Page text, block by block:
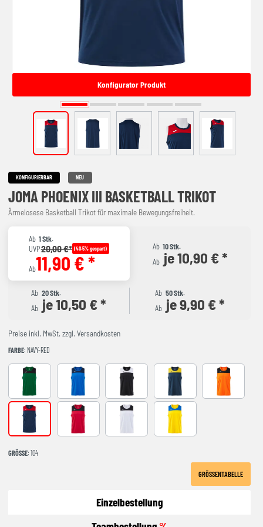
Konfigurator Produkt
KONFIGURIERBAR NEU
JOMA PHOENIX III BASKETBALL TRIKOT
Ärmelosese Basketball Trikot für maximale Bewegungsfreiheit.
Ab 1 Stk.
UVP20,00 €* (40.5% gespart)
Ab11,90 € *
Ab 10 Stk.
Ab je 10,90 € *
Ab 20 Stk.
Ab je 10,50 € *
Ab 50 Stk.
Ab je 9,90 € *
Preise inkl. MwSt. zzgl. Versandkosten
FARBE: NAVY-RED
GREEEN-BLACK ROYAL-NAVY black-white NAVY-YELLOW ORANGE-
NAVY-RED RED-BLACK YELLOW-ROYAL
GRÖSSE : 104
GRÖSSENTABELLE
Einzelbestellung